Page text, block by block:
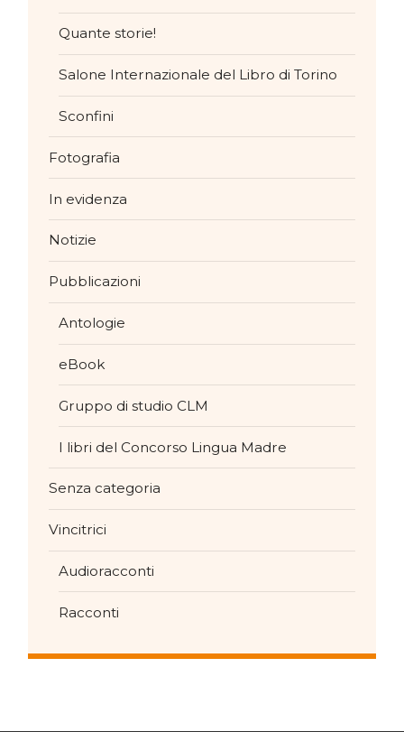
Quante storie!
Salone Internazionale del Libro di Torino
Sconfini
Fotografia
In evidenza
Notizie
Pubblicazioni
Antologie
eBook
Gruppo di studio CLM
I libri del Concorso Lingua Madre
Senza categoria
Vincitrici
Audioracconti
Racconti